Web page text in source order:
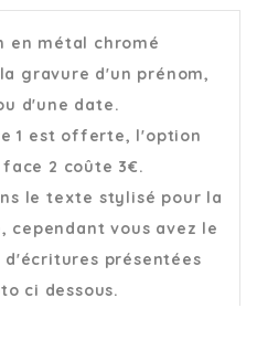
en métal chromé
gravure d'un prénom,
d'une date.
1 est offerte, l'option
2 coûte 3€.
le texte stylisé pour la
vous avez le
présentées
ci dessous.